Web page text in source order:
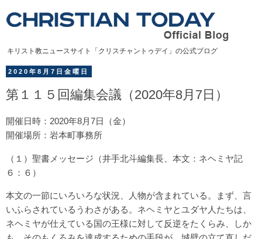
キリスト教ニュースサイト「クリスチャントゥデイ」の公式ブログ
2020年8月7日金曜日
第１１５回編集会議（2020年8月7日）
開催日時：2020年8月7日（金）
開催場所：岩本町事務所
（１）聖書メッセージ（井手北斗編集長、本文：ネヘミヤ記
６：６）
本文の一節にいろいろな状況、人物が含まれている。まず、言
いふらされているうわさがある。ネヘミヤとユダヤ人たちは、
ネヘミヤが仕えている国の王様に対して反逆をたくらみ、しか